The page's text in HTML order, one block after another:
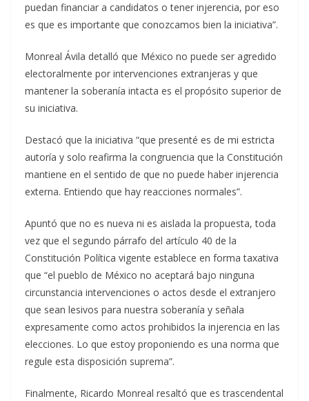
puedan financiar a candidatos o tener injerencia, por eso
es que es importante que conozcamos bien la iniciativa”.
Monreal Ávila detalló que México no puede ser agredido
electoralmente por intervenciones extranjeras y que
mantener la soberanía intacta es el propósito superior de
su iniciativa.
Destacó que la iniciativa “que presenté es de mi estricta
autoría y solo reafirma la congruencia que la Constitución
mantiene en el sentido de que no puede haber injerencia
externa. Entiendo que hay reacciones normales”.
Apuntó que no es nueva ni es aislada la propuesta, toda
vez que el segundo párrafo del artículo 40 de la
Constitución Política vigente establece en forma taxativa
que “el pueblo de México no aceptará bajo ninguna
circunstancia intervenciones o actos desde el extranjero
que sean lesivos para nuestra soberanía y señala
expresamente como actos prohibidos la injerencia en las
elecciones. Lo que estoy proponiendo es una norma que
regule esta disposición suprema”.
Finalmente, Ricardo Monreal resaltó que es trascendental